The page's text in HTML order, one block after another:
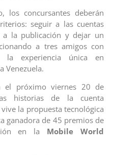
los concursantes deberán
seguir a las cuentas
a la publicación y dejar un
a tres amigos con
la experiencia única en
Venezuela.
el próximo viernes 20 de
historias de la cuenta
la propuesta tecnológica
ganadora de 45 premios de
en la Mobile World